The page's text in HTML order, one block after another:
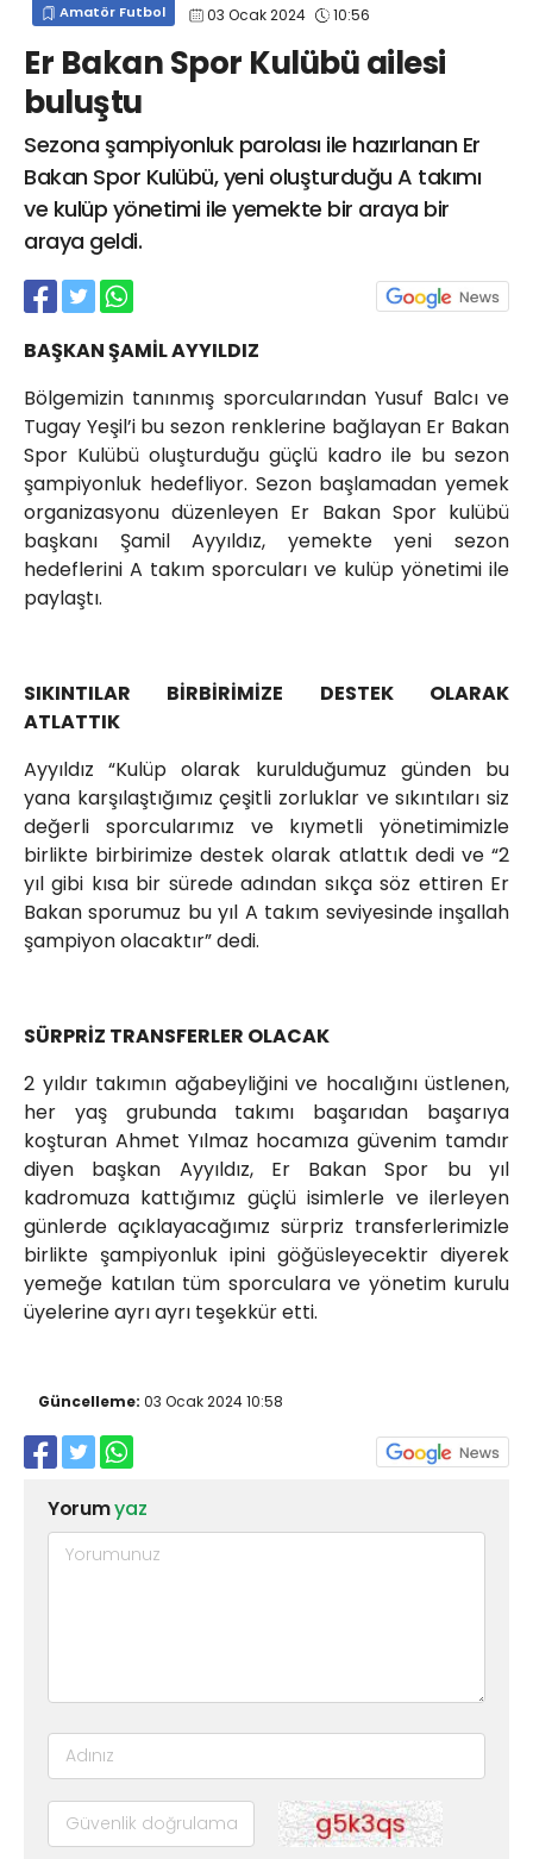
Amatör Futbol 03 Ocak 2024 10:56
Er Bakan Spor Kulübü ailesi
buluştu
Sezona şampiyonluk parolası ile hazırlanan Er
Bakan Spor Kulübü, yeni oluşturduğu A takımı
ve kulüp yönetimi ile yemekte bir araya bir
araya geldi.
BAŞKAN ŞAMİL AYYILDIZ
Bölgemizin tanınmış sporcularından Yusuf Balcı ve
Tugay Yeşil’i bu sezon renklerine bağlayan Er Bakan
Spor Kulübü oluşturduğu güçlü kadro ile bu sezon
şampiyonluk hedefliyor. Sezon başlamadan yemek
organizasyonu düzenleyen Er Bakan Spor kulübü
başkanı Şamil Ayyıldız, yemekte yeni sezon
hedeflerini A takım sporcuları ve kulüp yönetimi ile
paylaştı.
SIKINTILAR BİRBİRİMİZE DESTEK OLARAK
ATLATTIK
Ayyıldız “Kulüp olarak kurulduğumuz günden bu
yana karşılaştığımız çeşitli zorluklar ve sıkıntıları siz
değerli sporcularımız ve kıymetli yönetimimizle
birlikte birbirimize destek olarak atlattık dedi ve “2
yıl gibi kısa bir sürede adından sıkça söz ettiren Er
Bakan sporumuz bu yıl A takım seviyesinde inşallah
şampiyon olacaktır” dedi.
SÜRPRİZ TRANSFERLER OLACAK
2 yıldır takımın ağabeyliğini ve hocalığını üstlenen,
her yaş grubunda takımı başarıdan başarıya
koşturan Ahmet Yılmaz hocamıza güvenim tamdır
diyen başkan Ayyıldız, Er Bakan Spor bu yıl
kadromuza kattığımız güçlü isimlerle ve ilerleyen
günlerde açıklayacağımız sürpriz transferlerimizle
birlikte şampiyonluk ipini göğüsleyecektir diyerek
yemeğe katılan tüm sporculara ve yönetim kurulu
üyelerine ayrı ayrı teşekkür etti.
Güncelleme: 03 Ocak 2024 10:58
Yorumyaz
info@spor41.com